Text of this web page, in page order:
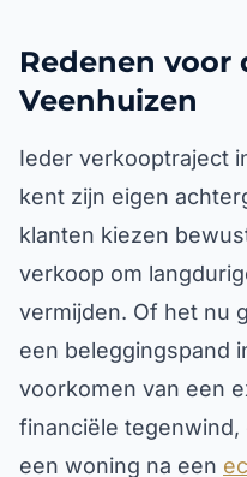
Redenen voor
Veenhuizen
Ieder verkooptraject
kent zijn eigen
klanten kiezen
verkoop om
vermijden. Of het nu
een beleggingspand
voorkomen van een
financiële
een woning na een